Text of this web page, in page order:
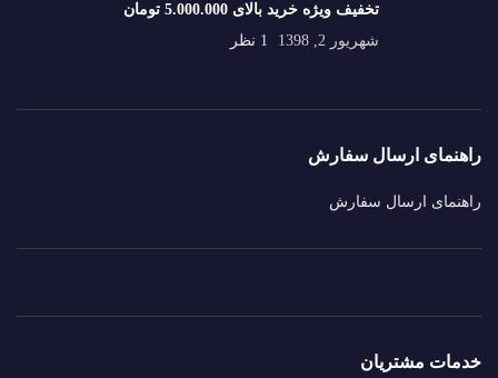
تخفیف ویژه خرید بالای 5.000.000 تومان
شهریور 2, 1398
1 نظر
راهنمای ارسال سفارش
راهنمای ارسال سفارش
خدمات مشتریان